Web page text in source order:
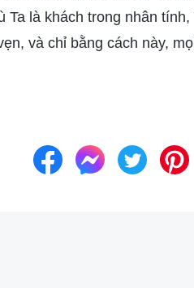
Ta là khách trong nhân
và chỉ bằng cách này,